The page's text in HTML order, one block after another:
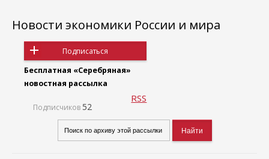
Новости экономики России и мира
Подписаться
Бесплатная «Серебряная»
новостная рассылка
Подписчиков 52
RSS